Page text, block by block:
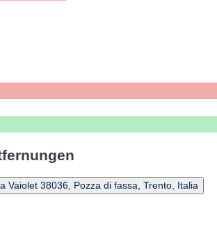
Vaiolet 38036, Pozza di fassa, Trento, Italia